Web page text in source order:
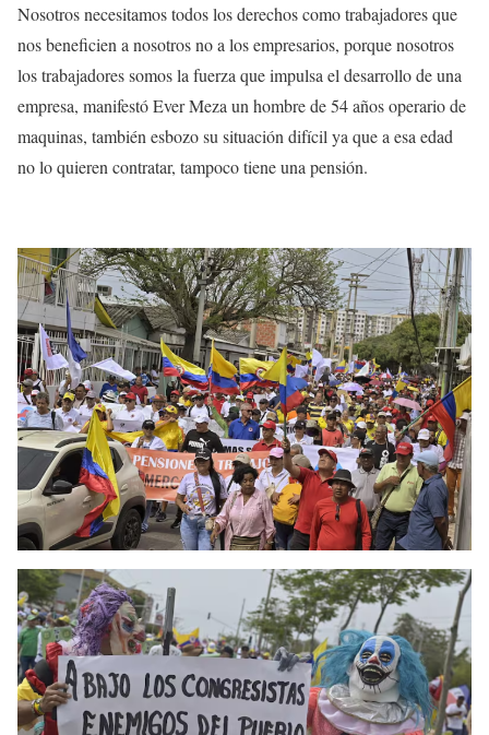
Nosotros necesitamos todos los derechos como trabajadores que
nos beneficien a nosotros no a los empresarios, porque nosotros
los trabajadores somos la fuerza que impulsa el desarrollo de una
empresa, manifestó Ever Meza un hombre de 54 años operario de
maquinas, también esbozo su situación difícil ya que a esa edad
no lo quieren contratar, tampoco tiene una pensión.